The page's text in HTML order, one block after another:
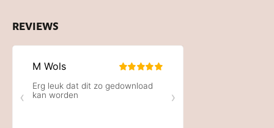
REVIEWS